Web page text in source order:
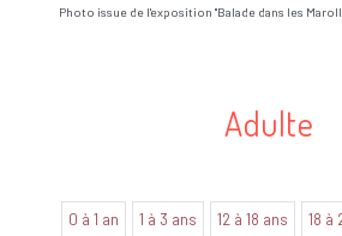
Photo issue de l'exposition "Balade dans les
Adulte
0 à 1 an 1 à 3 ans 12 à 18 ans 18 à